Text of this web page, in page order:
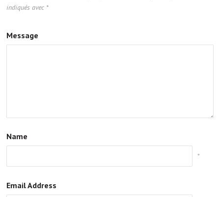
indiqués avec *
Message
Name
*
Email Address